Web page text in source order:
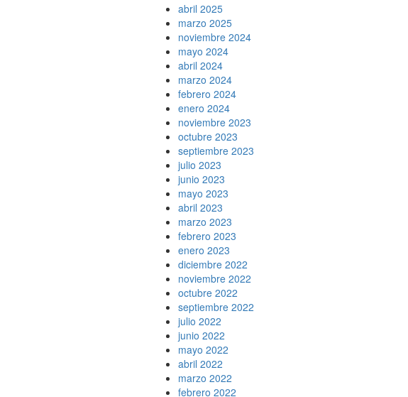
abril 2025
marzo 2025
noviembre 2024
mayo 2024
abril 2024
marzo 2024
febrero 2024
enero 2024
noviembre 2023
octubre 2023
septiembre 2023
julio 2023
junio 2023
mayo 2023
abril 2023
marzo 2023
febrero 2023
enero 2023
diciembre 2022
noviembre 2022
octubre 2022
septiembre 2022
julio 2022
junio 2022
mayo 2022
abril 2022
marzo 2022
febrero 2022